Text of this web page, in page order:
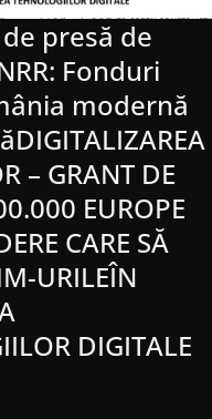
presă de
Fonduri
modernă
– GRANT DE
EUROPE
CARE SĂ
URILEÎN
DIGITALE